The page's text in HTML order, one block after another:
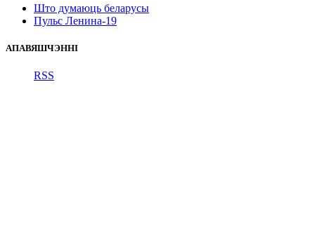
Што думаюць беларусы
Пульс Ленина-19
АПАВЯШЧЭННІ
RSS